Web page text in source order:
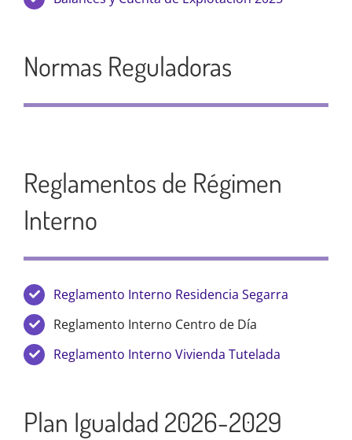
Normas Reguladoras
Reglamentos de Régimen
Interno
Reglamento Interno Residencia Segarra
Reglamento Interno Centro de Día
Reglamento Interno Vivienda Tutelada
Plan Igualdad 2026-2029